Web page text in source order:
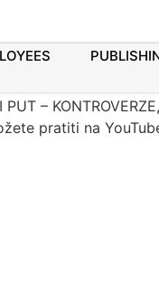
PUT –
–
pratiti na